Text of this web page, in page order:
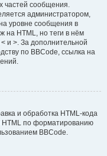
частей сообщения.
администратором,
уровне сообщения в
на HTML, но теги в нём
и >. За дополнительной
по BBCode, ссылка на
и обработка HTML-кода
HTML по форматированию
BBCode.